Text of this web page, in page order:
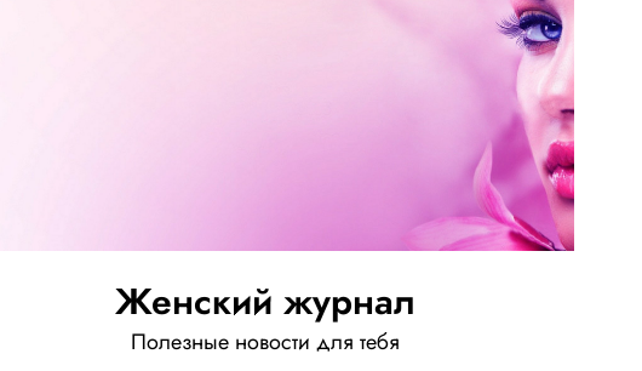
Женский журнал
Полезные новости для тебя